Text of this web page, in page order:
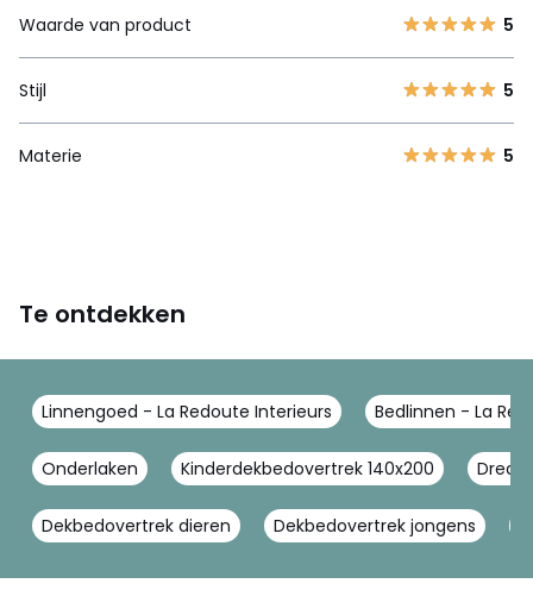
Waarde van product
5
Stijl 5
Materie 5
Te ontdekken
Linnengoed - La Redoute Interieurs Bedlinnen - La
Onderlaken Kinderdekbedovertrek 140x200
Dekbedovertrek dieren Dekbedovertrek jongens